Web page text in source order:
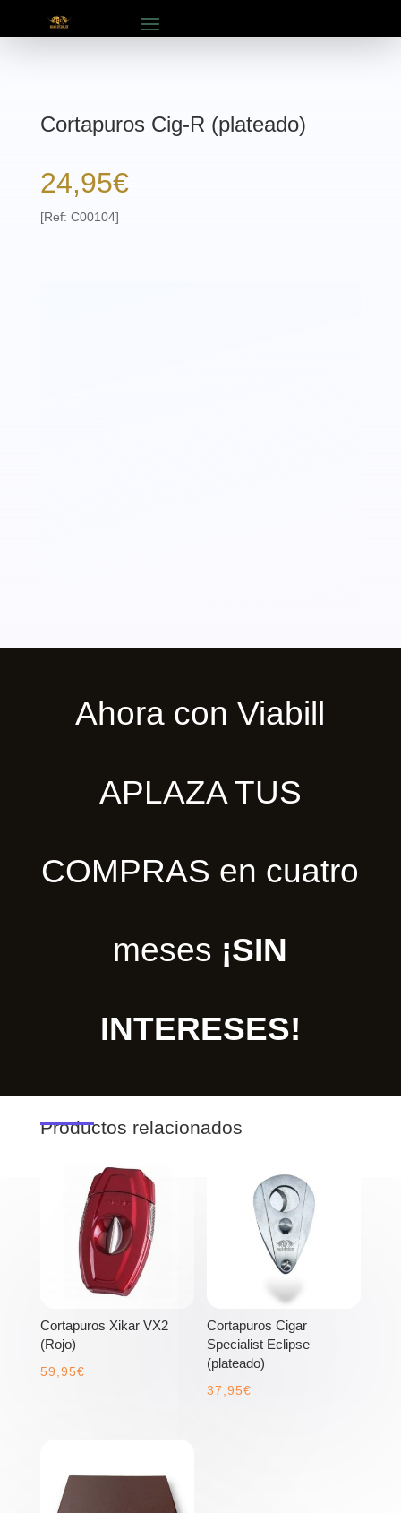
Cortapuros Cig-R (plateado)
24,95€
[Ref: C00104]
Ahora con Viabill
APLAZA TUS
COMPRAS en cuatro
meses ¡SIN
INTERESES!
Productos relacionados
Cortapuros Xikar VX2
(Rojo)
59,95€
Cortapuros Cigar
Specialist Eclipse
(plateado)
37,95€